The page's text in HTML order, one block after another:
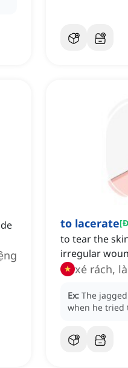
to lacerate[
to tear the
irregular
xé rách,
Ex: The
when he tried